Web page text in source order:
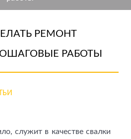
РЕМОНТ
РАБОТЫ
служит в качестве свалки